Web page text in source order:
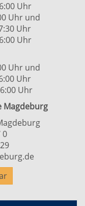
Uhr
Uhr und
Uhr
Uhr
Uhr und
Uhr
Uhr
Magdeburg
0